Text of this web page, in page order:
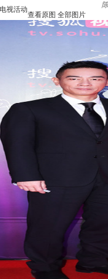
电视活动
查看原图 全部图片